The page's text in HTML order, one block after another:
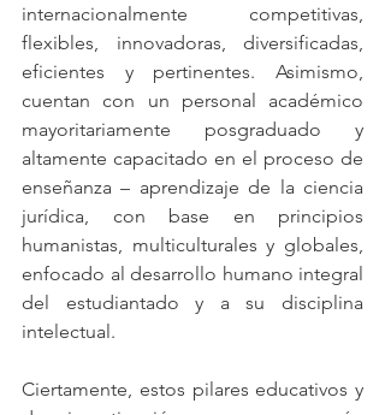
internacionalmente competitivas,
flexibles, innovadoras, diversificadas,
eficientes y pertinentes. Asimismo,
cuentan con un personal académico
mayoritariamente posgraduado y
altamente capacitado en el proceso de
enseñanza – aprendizaje de la ciencia
jurídica, con base en principios
humanistas, multiculturales y globales,
enfocado al desarrollo humano integral
del estudiantado y a su disciplina
intelectual.
Ciertamente, estos pilares educativos y